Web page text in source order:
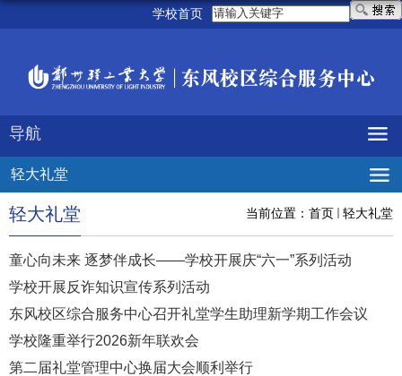
学校首页
导航
轻大礼堂
当前位置： 首页 轻大礼堂
轻大礼堂
童心向未来 逐梦伴成长——学校开展庆“六一”系列活动
学校开展反诈知识宣传系列活动
东风校区综合服务中心召开礼堂学生助理新学期工作会议
学校隆重举行2026新年联欢会
第二届礼堂管理中心换届大会顺利举行